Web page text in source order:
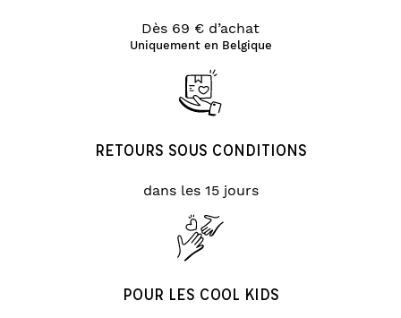
Dès 69 € d’achat
Uniquement en Belgique
RETOURS SOUS CONDITIONS
dans les 15 jours
POUR LES COOL KIDS